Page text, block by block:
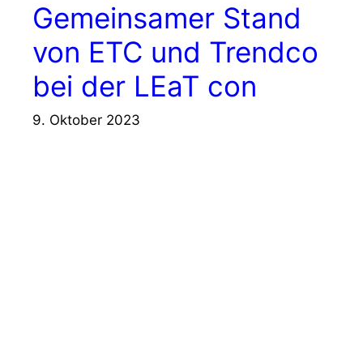
Gemeinsamer Stand
von ETC und Trendco
bei der LEaT con
9. Oktober 2023